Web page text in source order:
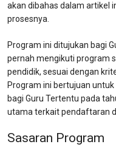
akan dibahas dalam artikel
prosesnya.
Program ini ditujukan bagi
pernah mengikuti program
pendidik, sesuai dengan
Program ini bertujuan
bagi Guru Tertentu pada
utama terkait pendaftaran
Sasaran Program